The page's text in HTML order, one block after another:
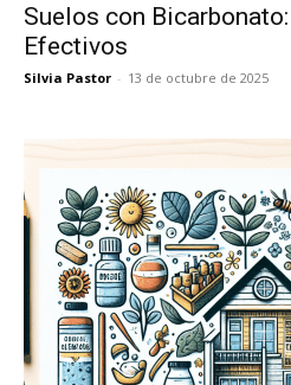
Suelos con
Efectivos
Silvia Pastor - 13 de octubre de 2025